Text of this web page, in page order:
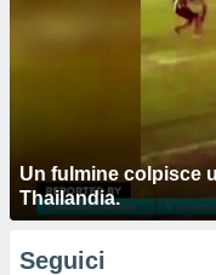
Un fulmine colpisce
Thailandia.
Seguici